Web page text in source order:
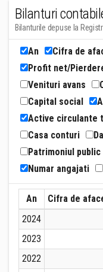
Bilanturi
Bilanturile depuse la
An Cifra de
Profit net/
Venituri avans
Capital social
Active circulante
Casa conturi
Patrimoniul public
Numar angajati
An Cifra de
2024
2023
2022